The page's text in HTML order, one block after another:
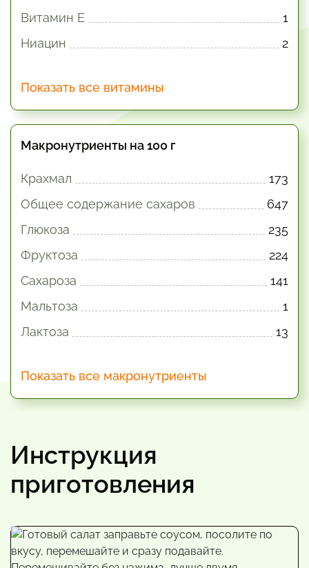
Витамин E
1
Ниацин
2
Показать все витамины
Макронутриенты на 100 г
Крахмал
173
Общее содержание сахаров
647
Глюкоза
235
Фруктоза
224
Сахароза
141
Мальтоза
1
Лактоза
13
Показать все макронутриенты
Инструкция
приготовления